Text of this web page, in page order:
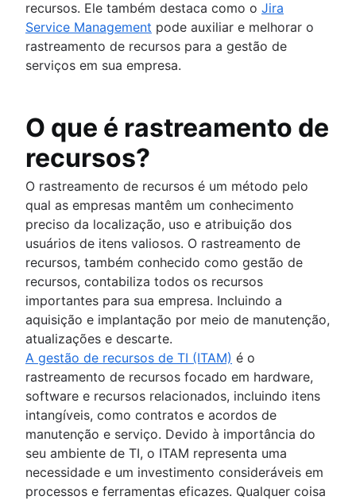
MTTF (tempo médio sem falhas)
operações de TI
Como desenvolver um plano de
de desastres de TI
Exemplos de planos de recuperação de
bugs
Relatórios
Reunião
Cronogramas
Os cinco porquês
Comunicação de incidentes
Cronograma de plantão
Automatização de notificações de clientes
Visão geral
Resposta a incidentes
Análises retrospectivas
Gerador de templates
Glossário
Leia o manual
Relatório sobre o Estado do Gerenciamento de
incidentes de 2021
Compliance Management Software
Compliance Management Software
Compliance Management Software
Os nove principais softwares de integração
Plataformas de experiência dos funcionários
Fluxo de trabalho de integração
Checklist de integração de funcionários
Central de serviços de RH
Gerenciamento de casos de RH
Ferramentas de gerenciamento de alteração
Automação de RH
Melhoria do processo de RH
Governança de dados
Modelo de prestação de serviços de RH
Gerenciamento de conhecimento de RH
Automação de fluxo de trabalho de RH
Infraestrutura de rede
Visão geral
Upgrade do sistema
Mapeamento de serviços
Mapeamento de dependências de aplicativos
IT Governance
recursos. Ele também destaca como o Jira
Service Management pode auxiliar e melhorar o
rastreamento de recursos para a gestão de
serviços em sua empresa.
O que é rastreamento de
recursos?
O rastreamento de recursos é um método pelo
qual as empresas mantêm um conhecimento
preciso da localização, uso e atribuição dos
usuários de itens valiosos. O rastreamento de
recursos, também conhecido como gestão de
recursos, contabiliza todos os recursos
importantes para sua empresa. Incluindo a
aquisição e implantação por meio de manutenção,
atualizações e descarte.
A gestão de recursos de TI (ITAM) é o
rastreamento de recursos focado em hardware,
software e recursos relacionados, incluindo itens
intangíveis, como contratos e acordos de
manutenção e serviço. Devido à importância do
seu ambiente de TI, o ITAM representa uma
necessidade e um investimento consideráveis em
processos e ferramentas eficazes. Qualquer coisa